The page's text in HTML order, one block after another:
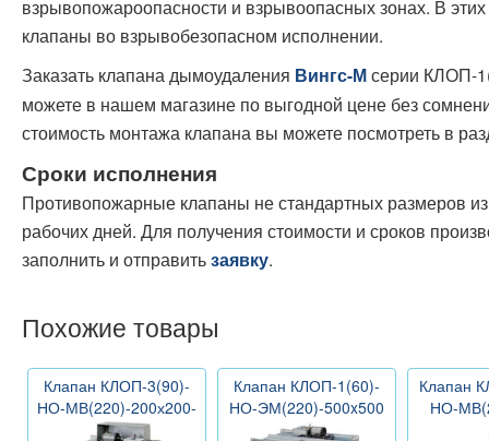
взрывопожароопасности и взрывоопасных зонах. В
клапаны во взрывобезопасном исполнении.
Заказать клапана дымоудаления Вингс-Мсерии КЛОП-
можете в нашем магазине по выгодной цене без
стоимость монтажа клапана вы можете посмотреть в
Сроки исполнения
Противопожарные клапаны не стандартных размеров
рабочих дней. Для получения стоимости и сроков
заполнить и отправитьзаявку.
Похожие товары
Клапан КЛОП-3(90)-
НО-МВ(220)-200х200-
Н
Клапан КЛОП-1(60)-
НО-ЭМ(220)-500x500
Клапан
НО-